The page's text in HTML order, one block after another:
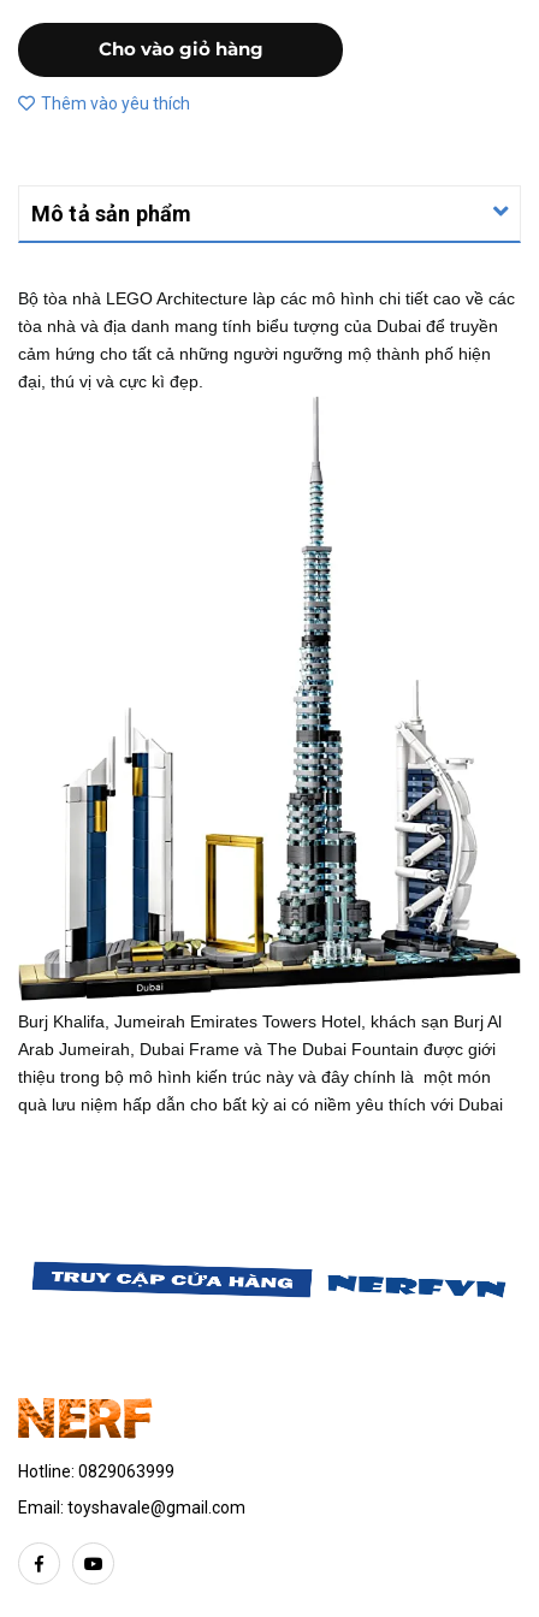
Cho vào giỏ hàng
Thêm vào yêu thích
Mô tả sản phẩm
Bộ tòa nhà LEGO Architecture làp các mô hình chi tiết cao về các
tòa nhà và địa danh mang tính biểu tượng của Dubai để truyền
cảm hứng cho tất cả những người ngưỡng mộ thành phố hiện
đại, thú vị và cực kì đẹp.
Burj Khalifa, Jumeirah Emirates Towers Hotel, khách sạn Burj Al
Arab Jumeirah, Dubai Frame và The Dubai Fountain được giới
thiệu trong bộ mô hình kiến ​​trúc này và đây chính là một món
quà lưu niệm hấp dẫn cho bất kỳ ai có niềm yêu thích với Dubai
Hotline: 0829063999
Email: toyshavale@gmail.com